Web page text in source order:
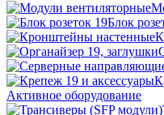
Блок
Активное оборудование